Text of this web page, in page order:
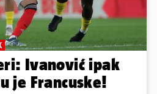
Ivanović ipak
je Francuske!